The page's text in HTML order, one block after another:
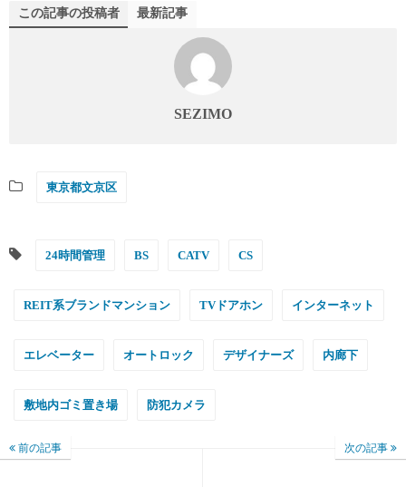
この記事の投稿者 最新記事
SEZIMO
東京都文京区
24時間管理 BS CATV CS
REIT系ブランドマンション TVドアホン インターネット
エレベーター オートロック デザイナーズ 内廊下
敷地内ゴミ置き場 防犯カメラ
前の記事 次の記事